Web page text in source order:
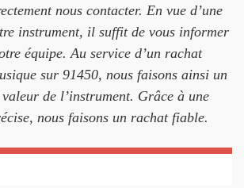
nous contacter. En vue d’une
instrument, il suffit de vous informer
équipe. Au service d’un rachat
sur 91450, nous faisons ainsi un
de l’instrument. Grâce à une
nous faisons un rachat fiable.